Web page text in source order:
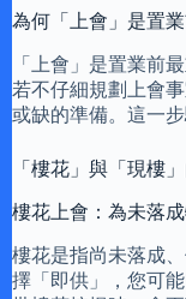
為何「上會」是置
「上會」是置業前
若不仔細規劃上會
或缺的準備。這一
「樓花」與「現樓
樓花上會：為未落
樓花是指尚未落成
擇「即供」，您可